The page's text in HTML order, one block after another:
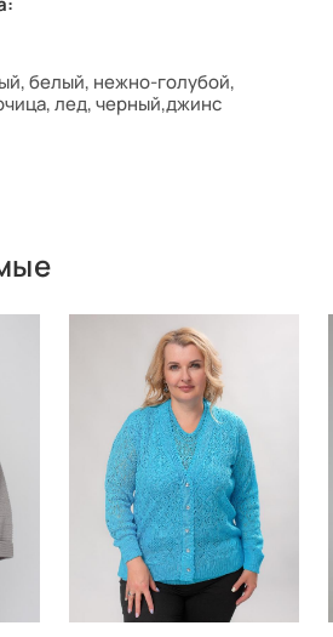
белый, нежно-голубой,
лед, черный,джинс